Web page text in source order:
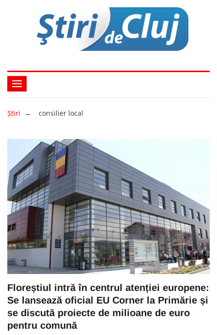
Ştiri → consilier local
Floreștiul intră în centrul atenției europene:
Se lansează oficial EU Corner la Primărie și
se discută proiecte de milioane de euro
pentru comună